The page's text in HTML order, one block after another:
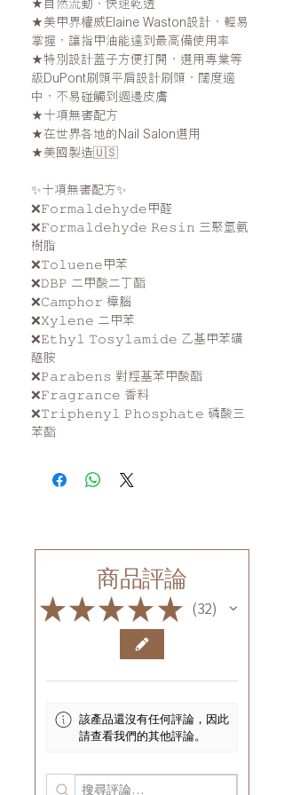
★自然流動、快速乾透
★美甲界權威Elaine Waston設計，輕易
掌握，讓指甲油能達到最高備使用率
★特別設計蓋子方便打開，選用專業等
級DuPont刷頭平肩設計刷頭，闊度適
中，不易碰觸到週邊皮膚
★十項無害配方
★在世界各地的Nail Salon選用
★美國製造🇺🇸
✨十項無害配方✨
❌𝙵𝚘𝚛𝚖𝚊𝚕𝚍𝚎𝚑𝚢𝚍𝚎甲醛
❌𝙵𝚘𝚛𝚖𝚊𝚕𝚍𝚎𝚑𝚢𝚍𝚎 𝚁𝚎𝚜𝚒𝚗 三聚氫氨
樹脂
❌𝚃𝚘𝚕𝚞𝚎𝚗𝚎甲苯
❌𝙳𝙱𝙿 二甲酸二丁酯
❌𝙲𝚊𝚖𝚙𝚑𝚘𝚛 樟腦
❌𝚇𝚢𝚕𝚎𝚗𝚎 二甲苯
❌𝙴𝚝𝚑𝚢𝚕 𝚃𝚘𝚜𝚢𝚕𝚊𝚖𝚒𝚍𝚎 乙基甲苯磺
醯胺
❌𝙿𝚊𝚛𝚊𝚋𝚎𝚗𝚜 對羥基苯甲酸酯
❌𝙵𝚛𝚊𝚐𝚛𝚊𝚗𝚌𝚎 香料
❌𝚃𝚛𝚒𝚙𝚑𝚎𝚗𝚢𝚕 𝙿𝚑𝚘𝚜𝚙𝚑𝚊𝚝𝚎 磷酸三
苯酯
商品評論
★★★★★ 32
32
該產品還沒有任何評論，因此
請查看我們的其他評論。